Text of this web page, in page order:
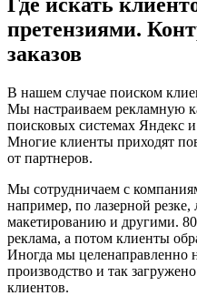
претензиями.
заказов
В нашем случае поиском
Мы настраиваем рекламную
поисковых системах Яндекс
Многие клиенты приходят
от партнеров.
Мы сотрудничаем с
например, по лазерной
макетированию и другими.
реклама, а потом клиенты
Иногда мы целенаправленно
производство и так
клиентов.